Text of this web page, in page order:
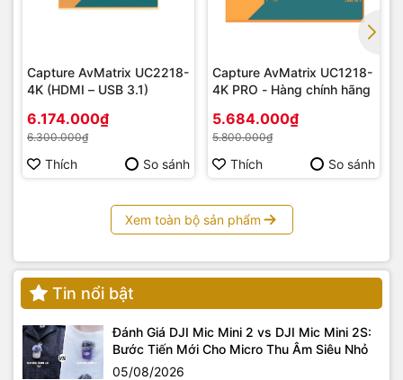
Capture AvMatrix UC2218-
4K (HDMI – USB 3.1)
6.174.000₫
6.300.000₫
Thích So sánh
Capture AvMatrix UC1218-
4K PRO - Hàng chính hãng
5.684.000₫
5.800.000₫
Thích So sánh
Xem toàn bộ sản phẩm
Tin nổi bật
Đánh Giá DJI Mic Mini 2 vs DJI Mic Mini 2S:
Bước Tiến Mới Cho Micro Thu Âm Siêu Nhỏ
05/08/2026